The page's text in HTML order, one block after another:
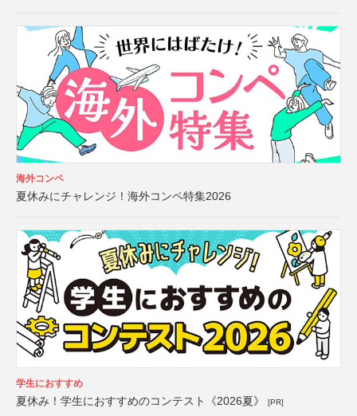
海外コンペ
夏休みにチャレンジ！海外コンペ特集2026
学生におすすめ
夏休み！学生におすすめのコンテスト《2026夏》 [PR]